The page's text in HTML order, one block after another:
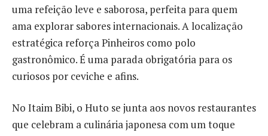
uma refeição leve e saborosa, perfeita para quem
ama explorar sabores internacionais. A localização
estratégica reforça Pinheiros como polo
gastronômico. É uma parada obrigatória para os
curiosos por ceviche e afins.
No Itaim Bibi, o Huto se junta aos novos restaurantes
que celebram a culinária japonesa com um toque